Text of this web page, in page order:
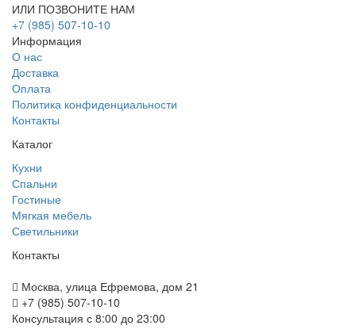
ИЛИ ПОЗВОНИТЕ НАМ
+7 (985) 507-10-10
Информация
О нас
Доставка
Оплата
Политика конфиденциальности
Контакты
Каталог
Кухни
Спальни
Гостиные
Мягкая мебель
Светильники
Контакты
Москва, улица Ефремова, дом 21
+7 (985) 507-10-10
Консультация с 8:00 до 23:00